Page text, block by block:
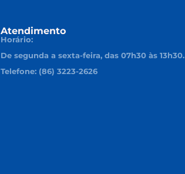
Atendimento
Horário:
De segunda a sexta-feira, das 07h30 às 13h30.
Telefone: (86) 3223-2626